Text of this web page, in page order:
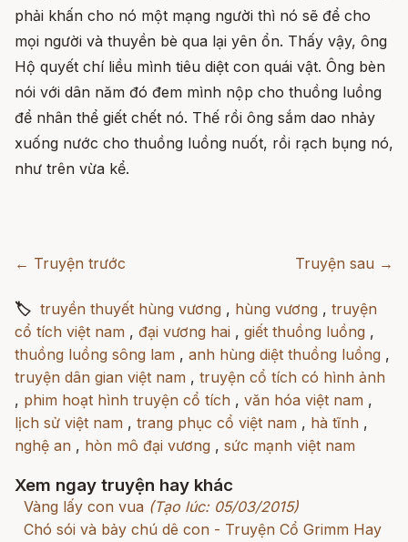
phải khấn cho nó một mạng người thì nó sẽ để cho
mọi người và thuyền bè qua lại yên ổn. Thấy vậy, ông
Hộ quyết chí liều mình tiêu diệt con quái vật. Ông bèn
nói với dân năm đó đem mình nộp cho thuồng luồng
để nhân thể giết chết nó. Thế rồi ông sắm dao nhảy
xuống nước cho thuồng luồng nuốt, rồi rạch bụng nó,
như trên vừa kể.
← Truyện trước Truyện sau →
🏷 truyền thuyết hùng vương , hùng vương , truyện
cổ tích việt nam , đại vương hai , giết thuồng luồng ,
thuồng luồng sông lam , anh hùng diệt thuồng luồng ,
truyện dân gian việt nam , truyện cổ tích có hình ảnh
, phim hoạt hình truyện cổ tích , văn hóa việt nam ,
lịch sử việt nam , trang phục cổ việt nam , hà tĩnh ,
nghệ an , hòn mô đại vương , sức mạnh việt nam
Xem ngay truyện hay khác
Vàng lấy con vua (Tạo lúc: 05/03/2015)
Chó sói và bảy chú dê con - Truyện Cổ Grimm Hay